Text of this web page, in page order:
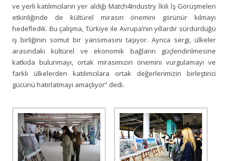
ve yerli katılımcıların yer aldığı Match4Industry İkili İş Görüşmeleri
etkinliğinde de kültürel mirasın önemini görünür kılmayı
hedefledik. Bu çalışma, Türkiye ile Avrupa’nın yıllardır sürdürdüğü
iş birliğinin somut bir yansımasını taşıyor. Ayrıca sergi, ülkeler
arasındaki kültürel ve ekonomik bağların güçlendirilmesine
katkıda bulunmayı, ortak mirasımızın önemini vurgulamayı ve
farklı ülkelerden katılımcılara ortak değerlerimizin birleştirici
gücünü hatırlatmayı amaçlıyor” dedi.